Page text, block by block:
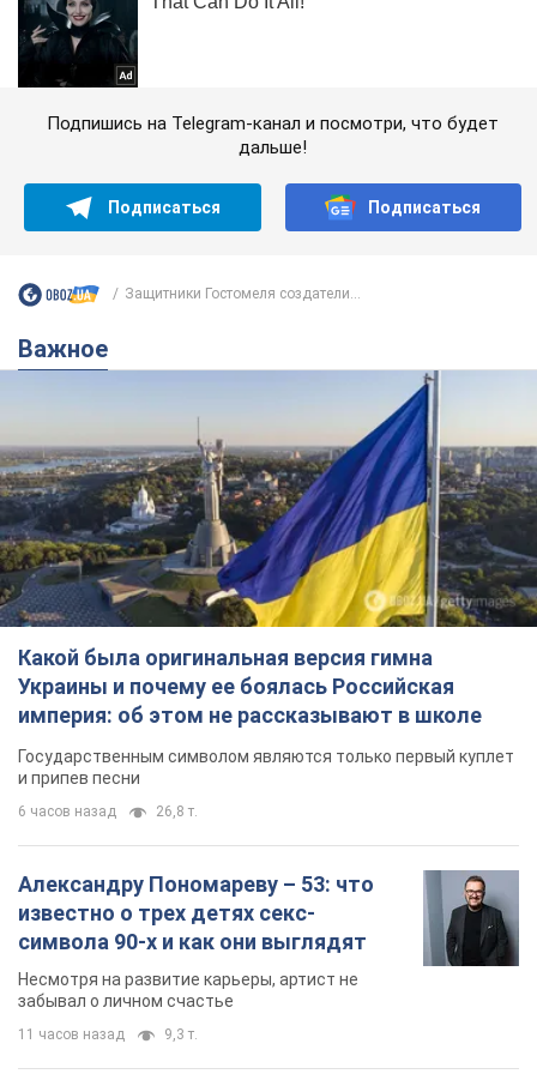
Подпишись на Telegram-канал и посмотри, что будет
дальше!
Подписаться Подписаться
Защитники Гостомеля создатели...
Важное
Какой была оригинальная версия гимна
Украины и почему ее боялась Российская
империя: об этом не рассказывают в школе
Государственным символом являются только первый куплет
и припев песни
6 часов назад 26,8 т.
Александру Пономареву – 53: что
известно о трех детях секс-
символа 90-х и как они выглядят
Несмотря на развитие карьеры, артист не
забывал о личном счастье
11 часов назад 9,3 т.